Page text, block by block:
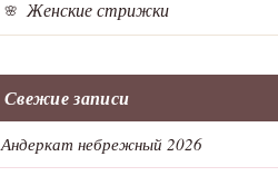
Женские стрижки
Свежие записи
Андеркат небрежный 2026